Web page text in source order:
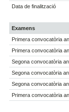
Data de finalització
Examens
Primera convocatòria
Primera convocatòria
Segona convocatòria
Segona convocatòria
Segona convocatòria
Primera convocatòria